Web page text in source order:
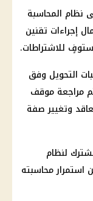
نظام المحاسبة
إجراءات تقنين
للاشتراطات.
التحويل وفق
مراجعة موقف
وتغيير صفة
لنظام
استمرار محاسبته